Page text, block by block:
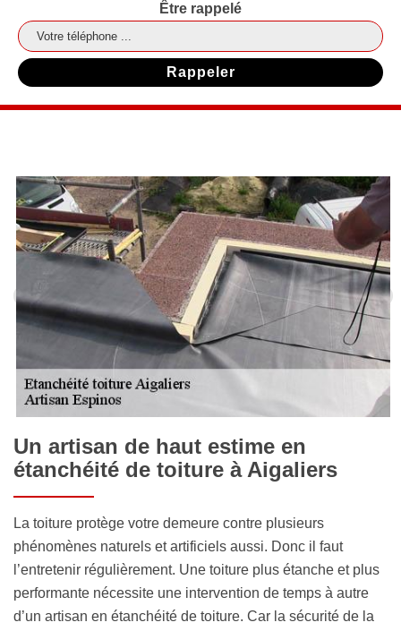
Être rappelé
Un artisan de haut estime en
étanchéité de toiture à Aigaliers
La toiture protège votre demeure contre plusieurs
phénomènes naturels et artificiels aussi. Donc il faut
l’entretenir régulièrement. Une toiture plus étanche et plus
performante nécessite une intervention de temps à autre
d’un artisan en étanchéité de toiture. Car la sécurité de la